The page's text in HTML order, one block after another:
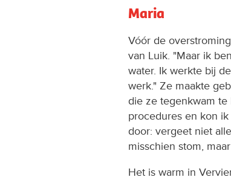
Maria
Vóór de
van Luik. "Maar ik
water. Ik werkte bij
werk." Ze maakte
die ze tegenkwam
procedures en kon
door: vergeet niet
misschien stom,
Het is warm in